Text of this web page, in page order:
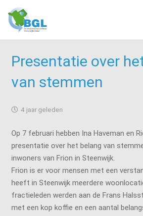
Presentatie over
van stemmen
4 jaar geleden
Op 7 februari hebben Ina Haveman en
presentatie over het belang van
inwoners van Frion in Steenwijk.
Frion is er voor mensen met een
heeft in Steenwijk meerdere
fractieleden werden aan de Frans
met een kop koffie en een aantal